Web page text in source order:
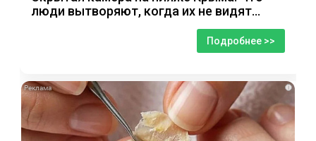
люди вытворяют, когда их не видят...
Подробнее >>
i